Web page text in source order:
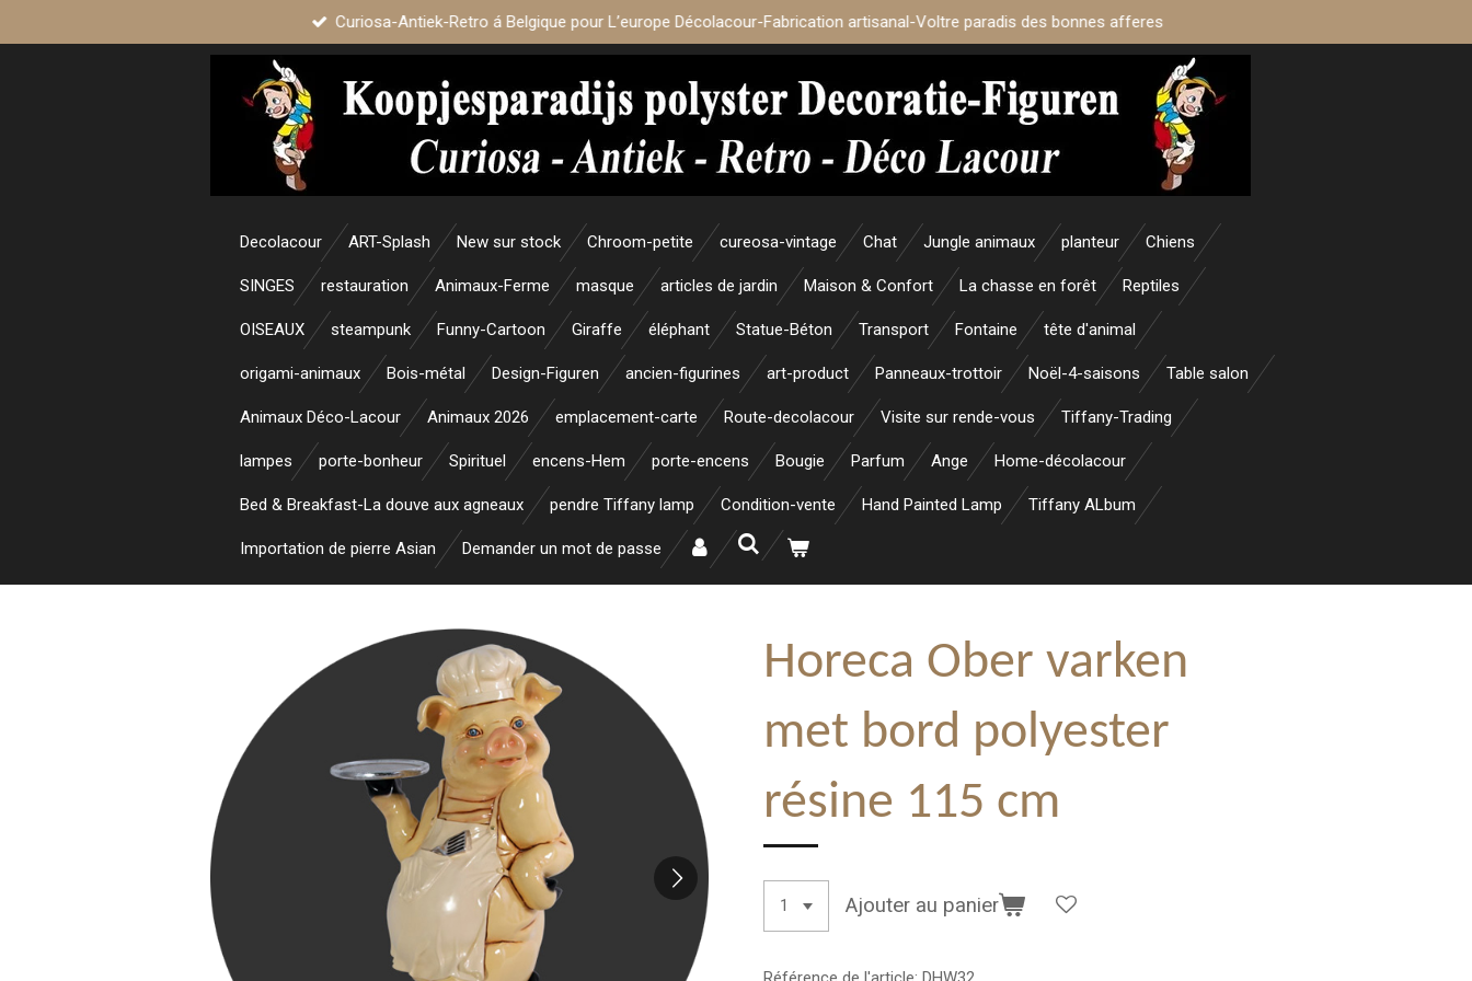
Curiosa-Antiek-Retro á Belgique pour L’europe Décolacour-Fabrication artisanal-Voltre paradis des bonnes afferes
Decolacour ART-Splash New sur stock Chroom-petite cureosa-vintage Chat Jungle animaux planteur Chiens
SINGES restauration Animaux-Ferme masque articles de jardin Maison & Confort La chasse en forêt Reptiles
OISEAUX steampunk Funny-Cartoon Giraffe éléphant Statue-Béton Transport Fontaine tête d'animal
origami-animaux Bois-métal Design-Figuren ancien-figurines art-product Panneaux-trottoir Noël-4-saisons Table salon
Animaux Déco-Lacour Animaux 2026 emplacement-carte Route-decolacour Visite sur rende-vous Tiffany-Trading
lampes porte-bonheur Spirituel encens-Hem porte-encens Bougie Parfum Ange Home-décolacour
Bed & Breakfast-La douve aux agneaux pendre Tiffany lamp Condition-vente Hand Painted Lamp Tiffany ALbum
Importation de pierre Asian Demander un mot de passe
Horeca Ober varken
met bord polyester
résine 115 cm
Ajouter au panier